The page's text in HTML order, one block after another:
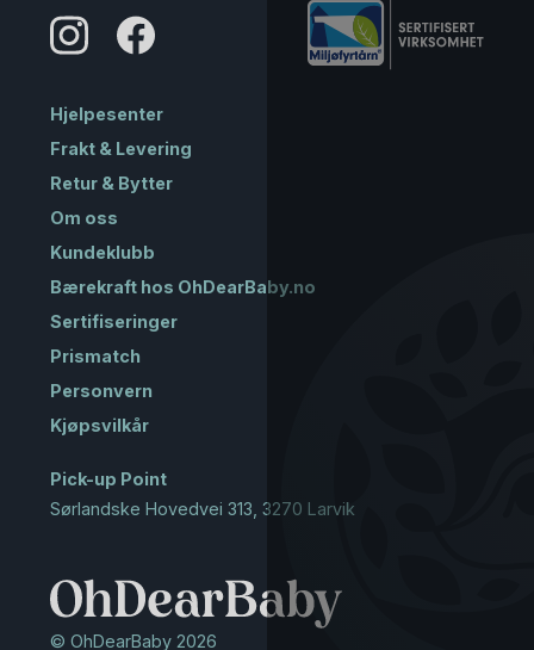
Hjelpesenter
Frakt & Levering
Retur & Bytter
Om oss
Kundeklubb
Bærekraft hos OhDearBaby.no
Sertifiseringer
Prismatch
Personvern
Kjøpsvilkår
Pick-up Point
Sørlandske Hovedvei 313, 3270 Larvik
© OhDearBaby 2026